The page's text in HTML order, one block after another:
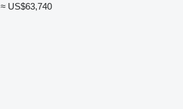
≈ US$63,740